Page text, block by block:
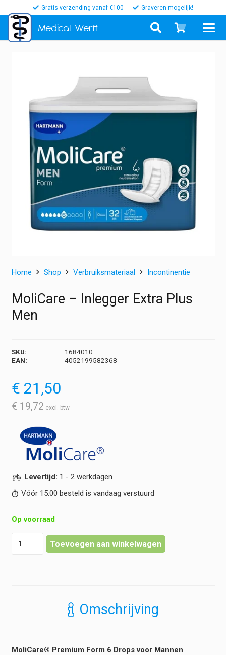
Gratis verzending vanaf €100 Graveren mogelijk!
Medical Werff
Home Shop Verbruiksmateriaal Incontinentie
MoliCare – Inlegger Extra Plus
Men
SKU:
1684010
EAN:
4052199582368
€ 21,50
€ 19,72
Levertijd: 1 - 2 werkdagen
Vóór 15:00 besteld is vandaag verstuurd
Op voorraad
Toevoegen aan winkelwagen
Omschrijving
MoliCare® Premium Form 6 Drops voor Mannen